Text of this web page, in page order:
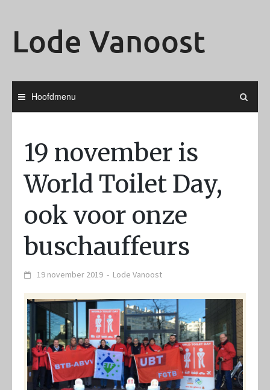
Lode Vanoost
Hoofdmenu
19 november is
World Toilet Day,
ook voor onze
buschauffeurs
19 november 2019 - Lode Vanoost